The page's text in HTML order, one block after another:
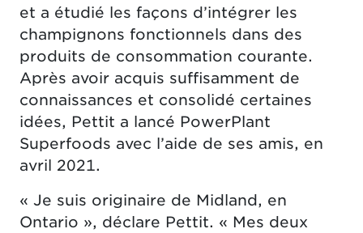
et a étudié les façons d’intégrer les
champignons fonctionnels dans des
produits de consommation courante.
Après avoir acquis suffisamment de
connaissances et consolidé certaines
idées, Pettit a lancé PowerPlant
Superfoods avec l’aide de ses amis, en
avril 2021.
« Je suis originaire de Midland, en
Ontario », déclare Pettit. « Mes deux